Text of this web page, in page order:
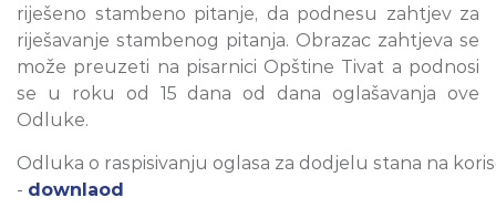
riješeno stambeno pitanje, da podnesu zahtjev za
riješavanje stambenog pitanja. Obrazac zahtjeva se
može preuzeti na pisarnici Opštine Tivat a podnosi
se u roku od 15 dana od dana oglašavanja ove
Odluke.
Odluka o raspisivanju oglasa za dodjelu stana na
- downlaod